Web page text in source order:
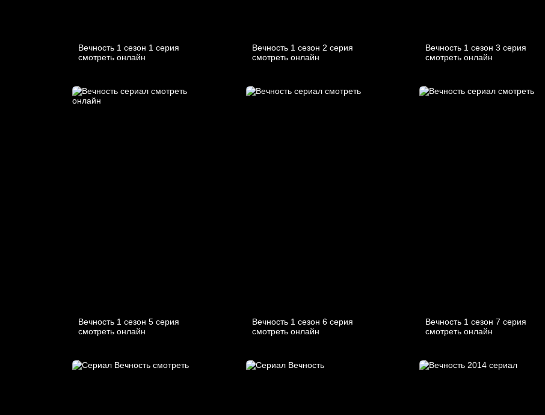
Вечность 1 сезон 1 серия
смотреть онлайн
Вечность 1 сезон 2 серия
смотреть онлайн
Вечность 1 сезон 3 серия
смотреть онлайн
Вечность 1 сезон 5 серия
смотреть онлайн
Вечность 1 сезон 6 серия
смотреть онлайн
Вечность 1 сезон 7 серия
смотреть онлайн